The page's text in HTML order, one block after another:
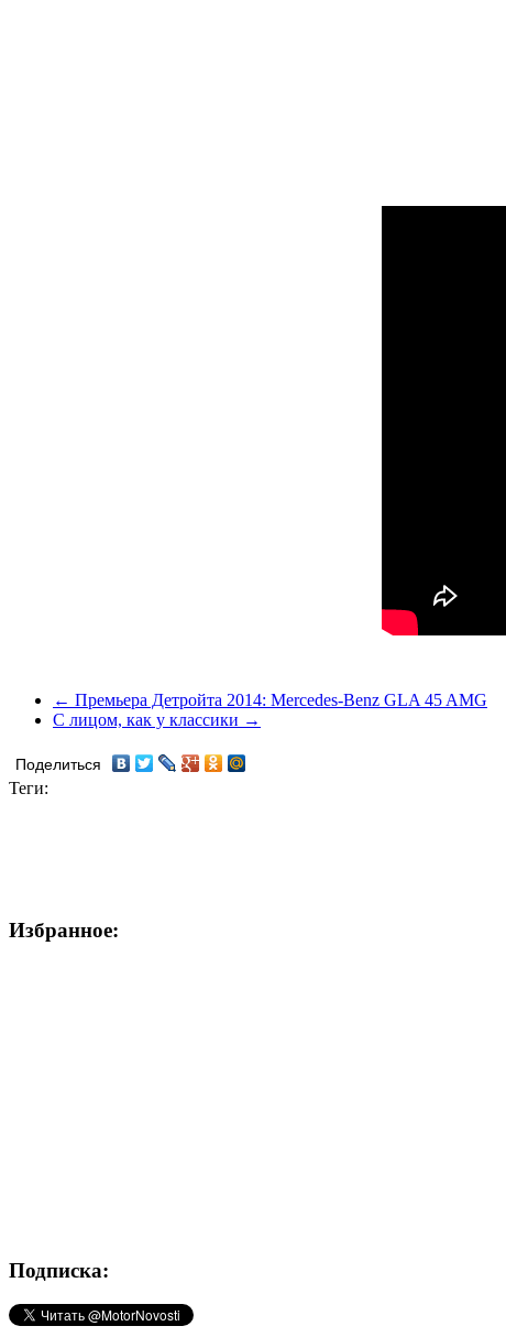
← Премьера Детройта 2014: Mercedes-Benz GLA 45 AMG
С лицом, как у классики →
Поделиться
Теги:
Избранное:
Подписка: